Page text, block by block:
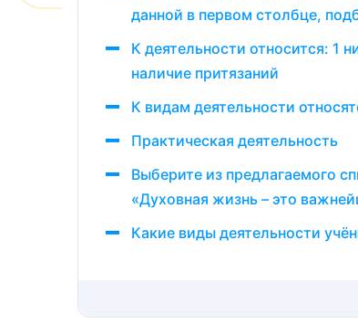
данной в первом столбце,
К деятельности относится: 1
наличие притязаний
К видам деятельности
Практическая деятельность
Выберите из предлагаемого
«Духовная жизнь – это
Какие виды деятельности